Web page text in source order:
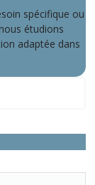
spécifique ou
étudions
adaptée dans